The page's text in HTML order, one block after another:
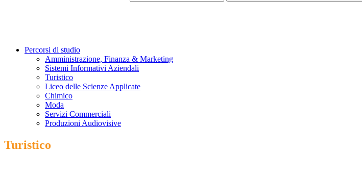
Percorsi di studio
Amministrazione, Finanza & Marketing
Sistemi Informativi Aziendali
Turistico
Liceo delle Scienze Applicate
Chimico
Moda
Servizi Commerciali
Produzioni Audiovisive
Turistico